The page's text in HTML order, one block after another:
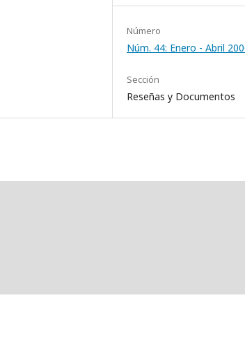
Número
Núm. 44: Enero - Abril
Sección
Reseñas y Documentos